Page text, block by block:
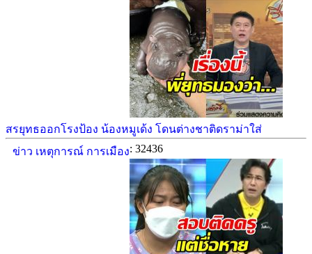
สรยุทธออกโรงป้อง น้องหมูเด้ง โดนต่างชาติดราม่าใส่
ข่าว เหตุการณ์ การเมือง: 32436